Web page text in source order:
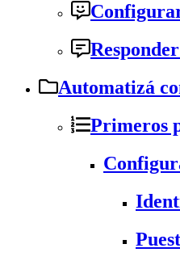
Automatizá
Primeros